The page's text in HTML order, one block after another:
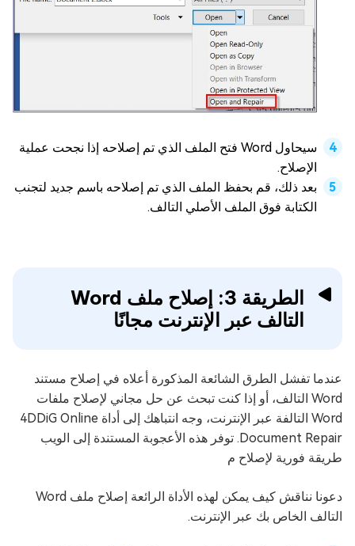
سيحاول Word فتح الملف الذي تم إصلاحه إذا نجحت عملية
الإصلاح.
بعد ذلك، قم بحفظ الملف الذي تم إصلاحه باسم جديد لتجنب
الكتابة فوق الملف الأصلي التالف.
الطريقة 3: إصلاح ملف Word
التالف عبر الإنترنت مجانًا
عندما تفشل الطرق الشائعة المذكورة أعلاه في إصلاح مستند
Word التالف، أو إذا كنت تبحث عن حل مجاني لإصلاح ملفات
Word التالفة عبر الإنترنت، وجه انتباهك إلى أداة 4DDiG Online
Document Repair. توفر هذه الأعجوبة المستندة إلى الويب
طريقة فورية لإصلاح م
دعونا نناقش كيف يمكن لهذه الأداة الرائعة إصلاح ملف Word
التالف الخاص بك عبر الإنترنت.